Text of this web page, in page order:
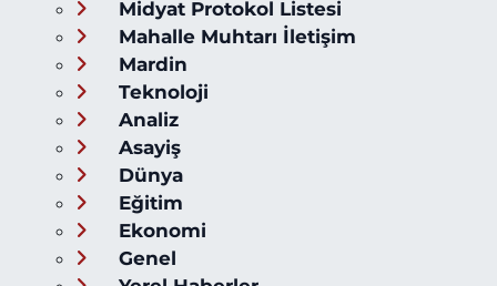
Midyat Protokol Listesi
Mahalle Muhtarı İletişim
Mardin
Teknoloji
Analiz
Asayiş
Dünya
Eğitim
Ekonomi
Genel